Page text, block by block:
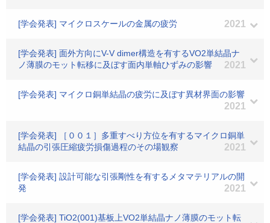
[学会発表] マイクロスケールの金属の疲労 2021
[学会発表] 面外方向にV-V dimer構造を有するVO2単結晶ナ
ノ薄膜のモット転移に及ぼす面内単軸ひずみの影響
2021
[学会発表] マイクロ銅単結晶の疲労に及ぼす異材界面の影響
2021
[学会発表] ［００１］多重すべり方位を有するマイクロ銅単
結晶の引張圧縮疲労損傷過程のその場観察
2021
[学会発表] 設計可能な引張剛性を有するメタマテリアルの開
発
2021
[学会発表] TiO2(001)基板上VO2単結晶ナノ薄膜のモット転